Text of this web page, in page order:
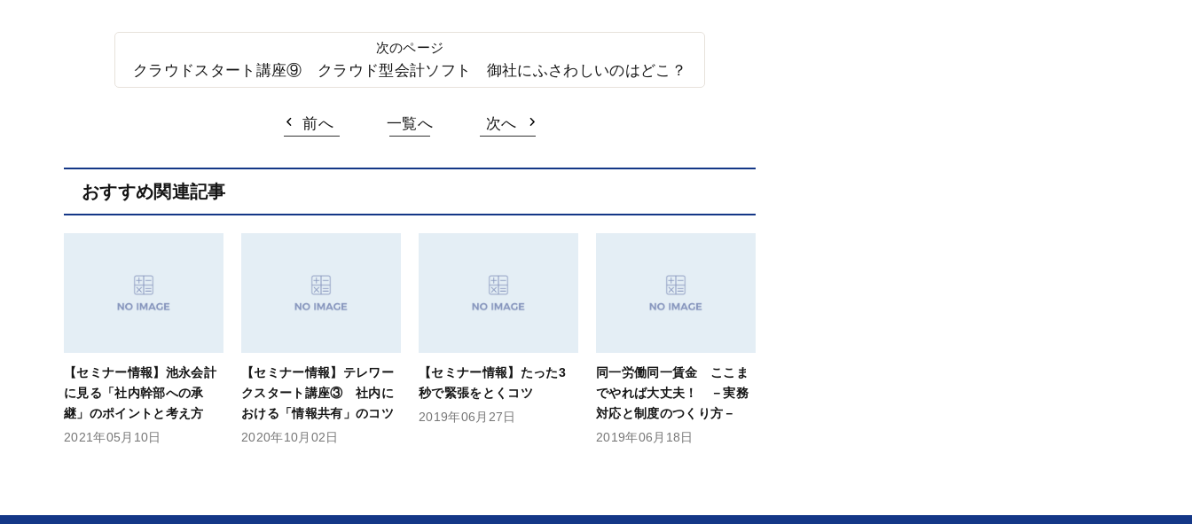
クラウドスタート講座⑨ クラウド型会計ソフト 御社にふさわしいのはどこ？
前へ 一覧へ 次へ
おすすめ関連記事
【セミナー情報】池永会計
に見る「社内幹部への承
継」のポイントと考え方
2021年05月10日
【セミナー情報】テレワー
クスタート講座③ 社内に
おける「情報共有」のコツ
2020年10月02日
【セミナー情報】たった3
秒で緊張をとくコツ
2019年06月27日
同一労働同一賃金 ここま
でやれば大丈夫！ －実務
対応と制度のつくり方－
2019年06月18日